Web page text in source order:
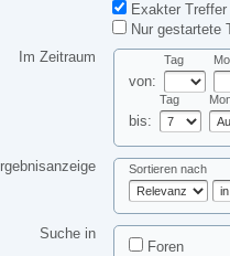
Exakter Treffer
Nur gestartete
Im Zeitraum
von:
Tag
bis:
Tag
Sortieren nach
Suche in
Foren